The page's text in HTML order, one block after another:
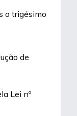
o trigésimo
de
Lei nº